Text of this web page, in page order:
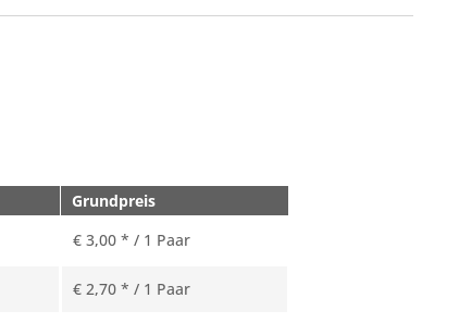
Grundpreis
€ 3,00 * / 1 Paar
€ 2,70 * / 1 Paar